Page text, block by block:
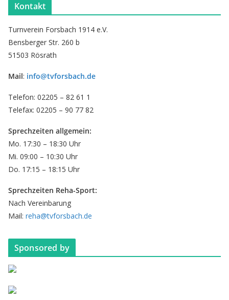
Kontakt
Turnverein Forsbach 1914 e.V.
Bensberger Str. 260 b
51503 Rösrath
Mail: info@tvforsbach.de
Telefon: 02205 – 82 61 1
Telefax: 02205 – 90 77 82
Sprechzeiten allgemein:
Mo. 17:30 – 18:30 Uhr
Mi. 09:00 – 10:30 Uhr
Do. 17:15 – 18:15 Uhr
Sprechzeiten Reha-Sport:
Nach Vereinbarung
Mail: reha@tvforsbach.de
Sponsored by